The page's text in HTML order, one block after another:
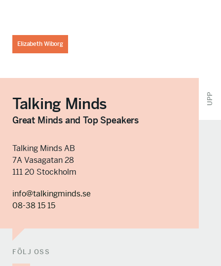
Elizabeth Wiborg
Talking Minds
Great Minds and Top Speakers
Talking Minds AB
7A Vasagatan 28
111 20 Stockholm
info@talkingminds.se
08-38 15 15
UPP
FÖLJ OSS